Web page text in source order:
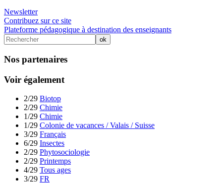
Newsletter
Contribuez sur ce site
Plateforme pédagogique à destination des enseignants
Nos partenaires
Voir également
2/29 Biotop
2/29 Chimie
1/29 Chimie
1/29 Colonie de vacances / Valais / Suisse
3/29 Français
6/29 Insectes
2/29 Phytosociologie
2/29 Printemps
4/29 Tous ages
3/29 FR